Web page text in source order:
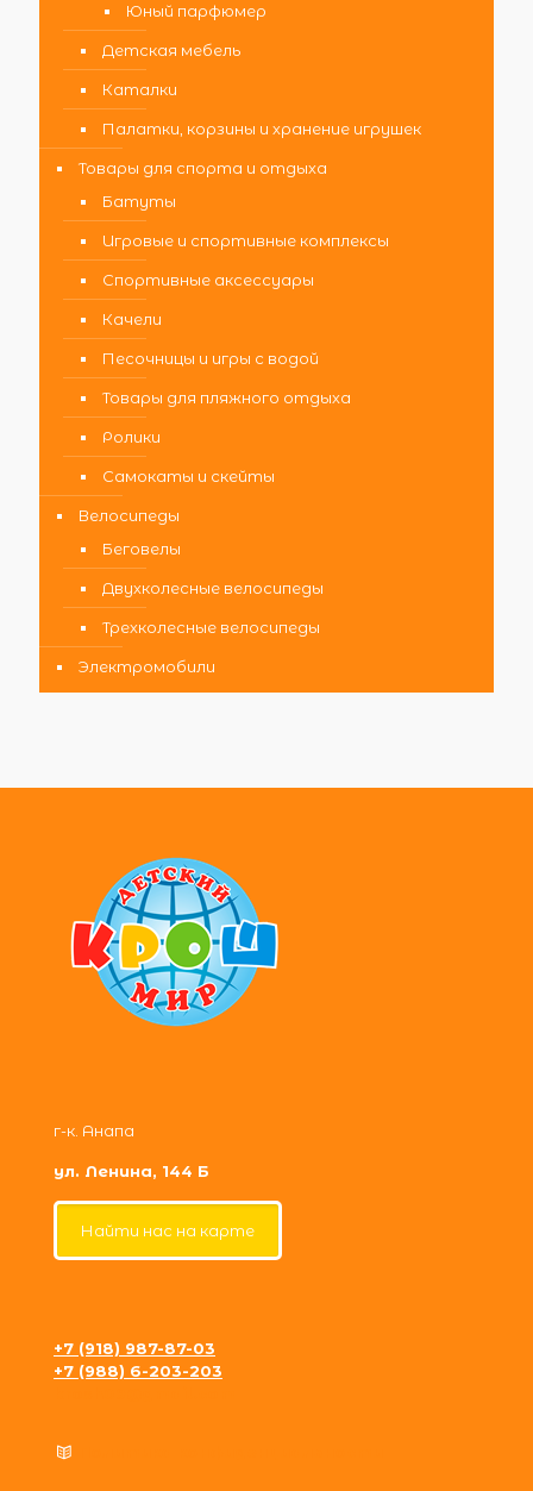
Юный парфюмер
Детская мебель
Каталки
Палатки, корзины и хранение игрушек
Товары для спорта и отдыха
Батуты
Игровые и спортивные комплексы
Спортивные аксессуары
Качели
Песочницы и игры с водой
Товары для пляжного отдыха
Ролики
Самокаты и скейты
Велосипеды
Беговелы
Двухколесные велосипеды
Трехколесные велосипеды
Электромобили
г-к. Анапа
ул. Ленина, 144 Б
Найти нас на карте
+7 (918) 987-87-03
+7 (988) 6-203-203